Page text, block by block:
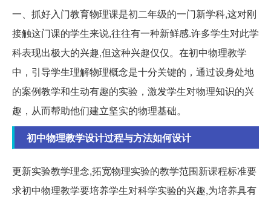
一、抓好入门教育物理课是初二年级的一门新学科,这对刚
接触这门课的学生来说,往往有一种新鲜感.许多学生对此学
科表现出极大的兴趣,但这种兴趣仅仅。在初中物理教学
中，引导学生理解物理概念是十分关键的，通过设身处地
的案例教学和生动有趣的实验，激发学生对物理知识的兴
趣，从而帮助他们建立坚实的物理基础。
初中物理教学设计过程与方法如何设计
更新实验教学理念,拓宽物理实验的教学范围新课程标准要
求初中物理教学要培养学生对科学实验的兴趣,为培养具有